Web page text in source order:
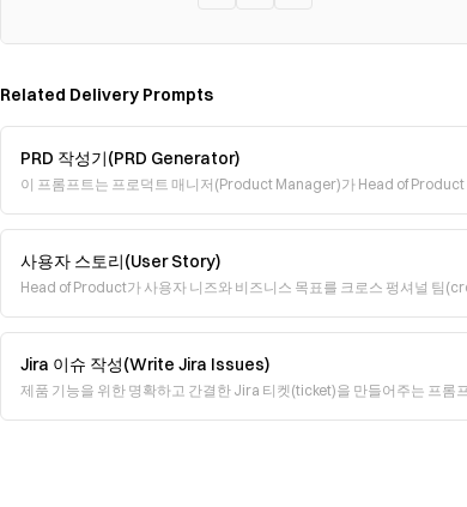
Related Delivery Prompts
PRD 작성기(PRD Generator)
이 프롬프트는 프로덕트 매니저(Product Manager)가 Head of
사용자 스토리(User Story)
Head of Product가 사용자 니즈와 비즈니스 목표를 크로스 펑셔널 팀
Jira 이슈 작성(Write Jira Issues)
제품 기능을 위한 명확하고 간결한 Jira 티켓(ticket)을 만들어주는 프롬